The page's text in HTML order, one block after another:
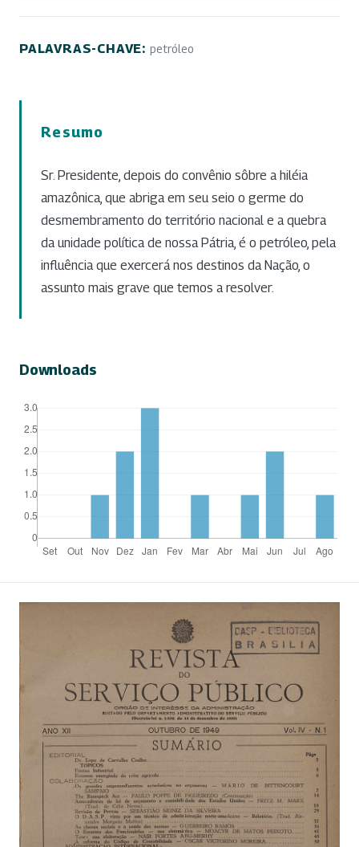
PALAVRAS-CHAVE: petróleo
Resumo
Sr. Presidente, depois do convênio sôbre a hiléia
amazônica, que abriga em seu seio o germe do
desmembramento do território nacional e a quebra
da unidade política de nossa Pátria, é o petróleo, pela
influência que exercerá nos destinos da Nação, o
assunto mais grave que temos a resolver.
Downloads